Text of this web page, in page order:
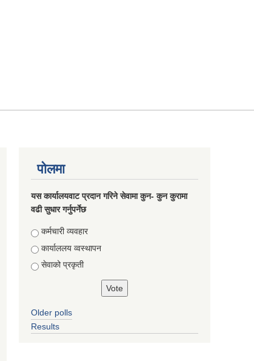
पोलमा
यस कार्यालयवाट प्रदान गरिने सेवामा कुन- कुन कुरामा
वढी सुधार गर्नुपर्नेछ
Choices
कर्मचारी व्यवहार
कार्याललय व्वस्थापन
सेवाको प्रकृती
Older polls
Results